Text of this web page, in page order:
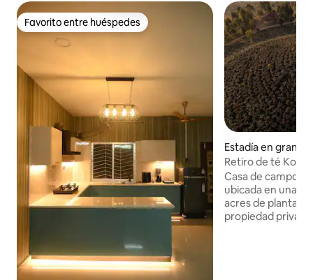
Favorito entre huéspedes
Favorito entre huéspedes
Estadía en granja
Retiro de té
Casa de campo
ubicada en una
acres de
propiedad